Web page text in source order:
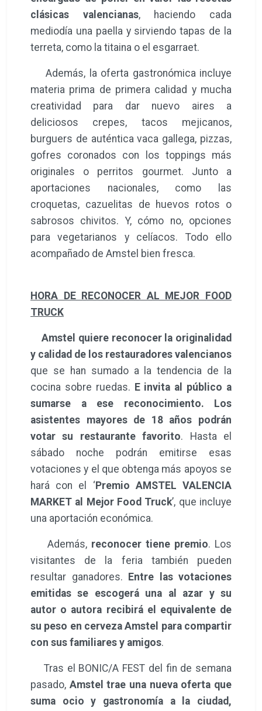
clásicas valencianas, haciendo cada
mediodía una paella y sirviendo tapas de la
terreta, como la titaina o el esgarraet.
Además, la oferta gastronómica incluye
materia prima de primera calidad y mucha
creatividad para dar nuevo aires a
deliciosos crepes, tacos mejicanos,
burguers de auténtica vaca gallega, pizzas,
gofres coronados con los toppings más
originales o perritos gourmet. Junto a
aportaciones nacionales, como las
croquetas, cazuelitas de huevos rotos o
sabrosos chivitos. Y, cómo no, opciones
para vegetarianos y celíacos. Todo ello
acompañado de Amstel bien fresca.
HORA DE RECONOCER AL MEJOR FOOD
TRUCK
Amstel quiere reconocer la originalidad
y calidad de los restauradores valencianos
que se han sumado a la tendencia de la
cocina sobre ruedas. E invita al público a
sumarse a ese reconocimiento. Los
asistentes mayores de 18 años podrán
votar su restaurante favorito. Hasta el
sábado noche podrán emitirse esas
votaciones y el que obtenga más apoyos se
hará con el ‘ Premio AMSTEL VALENCIA
MARKET al Mejor Food Truck’, que incluye
una aportación económica.
Además, reconocer tiene premio. Los
visitantes de la feria también pueden
resultar ganadores.
Entre las votaciones
emitidas se escogerá una al azar y su
autor o autora recibirá el equivalente de
su peso en cerveza Amstel para compartir
con sus familiares y amigos.
Tras el BONIC/A FEST del fin de semana
pasado, Amstel trae una nueva oferta que
suma ocio y gastronomía a la ciudad,